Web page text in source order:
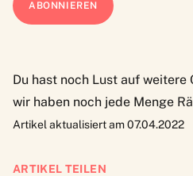
Du hast noch Lust auf weitere
wir haben noch jede Menge
Artikel aktualisiert am 07.04.2022
ARTIKEL TEILEN